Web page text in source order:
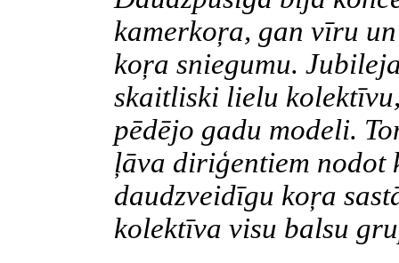
kamerkoŗa, gan vīru
koŗa sniegumu.
skaitliski lielu
pēdējo gadu modeli.
ļāva diriģentiem nodot
daudzveidīgu koŗa
kolektīva visu balsu